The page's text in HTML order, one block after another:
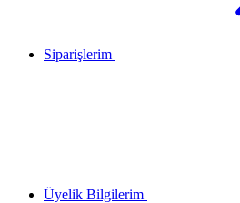
Siparişlerim
Üyelik Bilgilerim